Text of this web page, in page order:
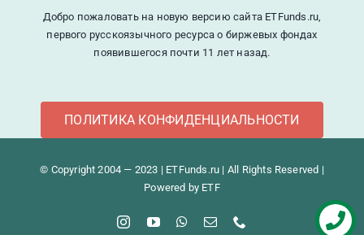
Добро пожаловать на новую версию сайта ETFunds.ru,
первого русскоязычного ресурса о биржевых фондах
появившегося почти 11 лет назад.
ПОЛИТИКА КОНФИДЕНЦИАЛЬНОСТИ
© Copyright 2004 — 2023 | ETFunds.ru | All Rights Reserved |
Powered by ETF